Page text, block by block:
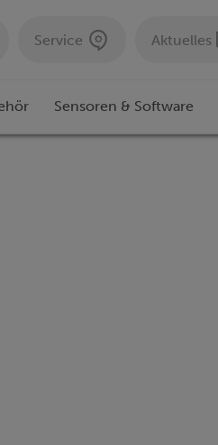
Service Aktuelles
Sensoren & Software